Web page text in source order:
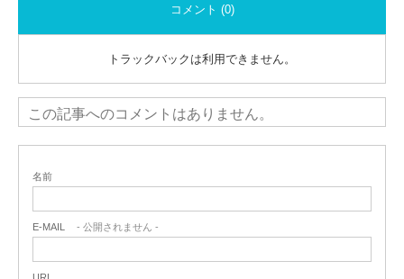
コメント (0)
トラックバックは利用できません。
この記事へのコメントはありません。
名前
E-MAIL - 公開されません -